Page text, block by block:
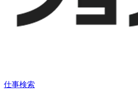
仕事検索